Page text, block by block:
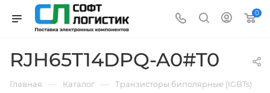
0
RJH65T14DPQ-A0#T0
Главная — Каталог — Транзисторы биполярные (IGBTs)